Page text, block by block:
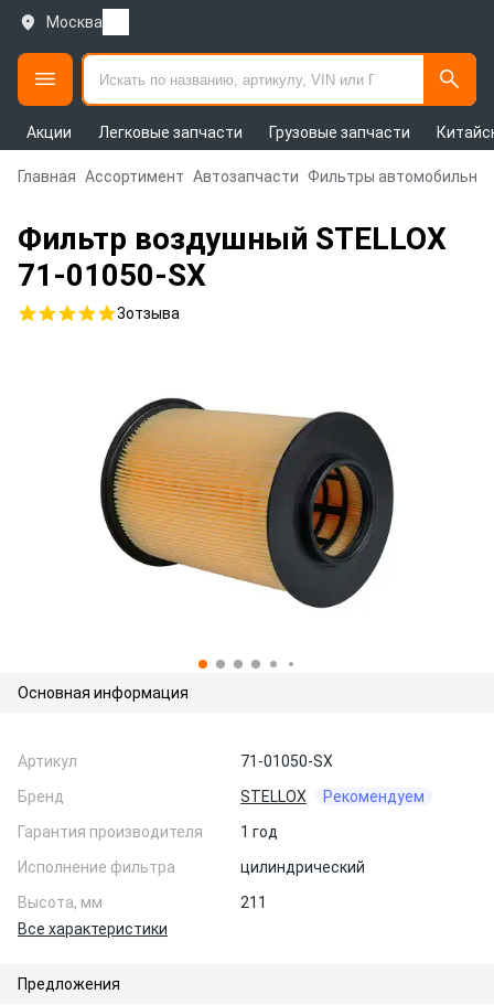
Москва
Акции Легковые запчасти Грузовые запчасти
Главная Ассортимент Автозапчасти Фильтры
Фильтр воздушный STELLOX
71-01050-SX
3отзыва
Основная информация
Артикул
71-01050-SX
Бренд
STELLOX
Рекомендуем
Гарантия производителя
1 год
Исполнение фильтра
цилиндрический
Высота, мм
211
Все характеристики
Предложения